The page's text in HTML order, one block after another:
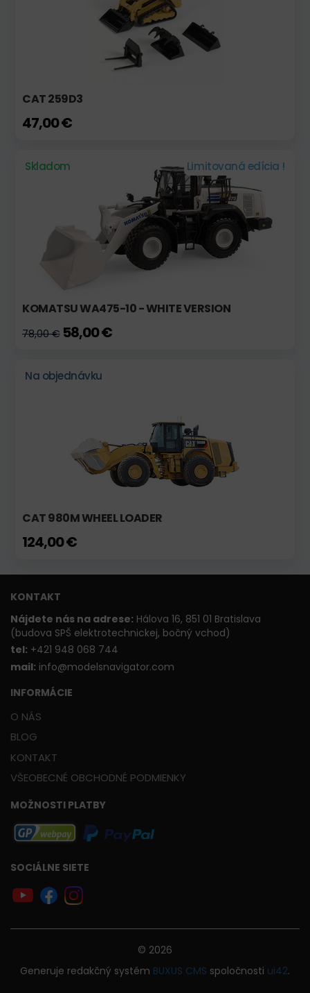
CAT 259D3
47,00 €
Skladom Limitovaná edícia !
KOMATSU WA475-10 - WHITE VERSION
78,00 € 58,00 €
Na objednávku
CAT 980M WHEEL LOADER
124,00 €
KONTAKT
Nájdete nás na adrese: Hálova 16, 851 01 Bratislava
(budova SPŠ elektrotechnickej, bočný vchod)
tel: +421 948 068 744
mail: info@modelsnavigator.com
INFORMÁCIE
O NÁS
BLOG
KONTAKT
VŠEOBECNÉ OBCHODNÉ PODMIENKY
MOŽNOSTI PLATBY
SOCIÁLNE SIETE
© 2026
Generuje redakčný systém BUXUS CMS spoločnosti ui42.